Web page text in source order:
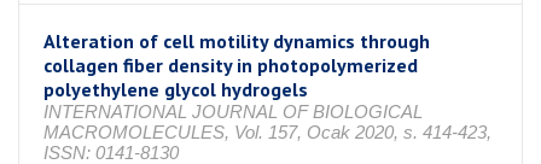
Alteration of cell motility dynamics through
collagen fiber density in photopolymerized
polyethylene glycol hydrogels
INTERNATIONAL JOURNAL OF BIOLOGICAL
MACROMOLECULES, Vol. 157, Ocak 2020, s. 414-423,
ISSN: 0141-8130